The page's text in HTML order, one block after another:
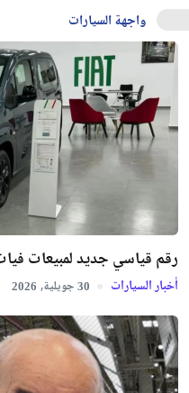
واجهة السيارات
رقم قياسي جديد لمبيعات
أخبار السيارات 30 جويلية, 2026